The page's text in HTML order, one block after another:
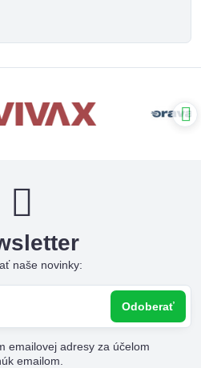
naše novinky:
Odoberať
emailovej adresy za účelom
emailom.